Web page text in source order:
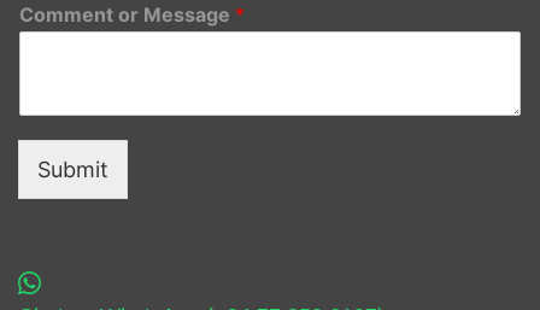
Comment or Message *
Submit